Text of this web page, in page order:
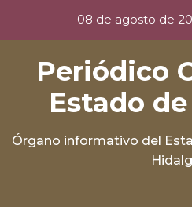
08 de agosto de
Periódico
Estado
Órgano informativo del